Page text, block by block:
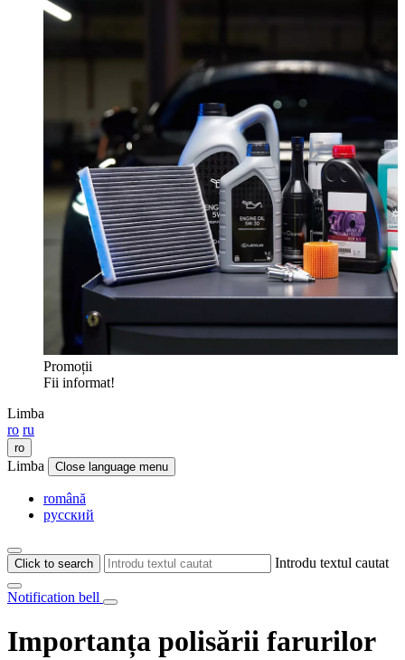
Promoții
Fii informat!
Limba
ro ru
ro
Limba Close language menu
română
русский
Click to search Introdu textul cautat
Notification bell
Importanța polisării farurilor